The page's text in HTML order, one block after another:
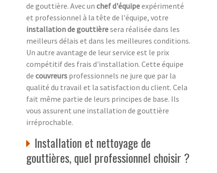
de gouttière. Avec un chef d'équipeexpérimenté
et professionnel à la tête de l'équipe, votre
installation de gouttièresera réalisée dans les
meilleurs délais et dans les meilleures conditions.
Un autre avantage de leur service est le prix
compétitif des frais d'installation. Cette équipe
de couvreurs professionnels ne jure que par la
qualité du travail et la satisfaction du client. Cela
fait même partie de leurs principes de base. Ils
vous assurent une installation de gouttière
irréprochable.
Installation et nettoyage de
gouttières, quel professionnel choisir ?